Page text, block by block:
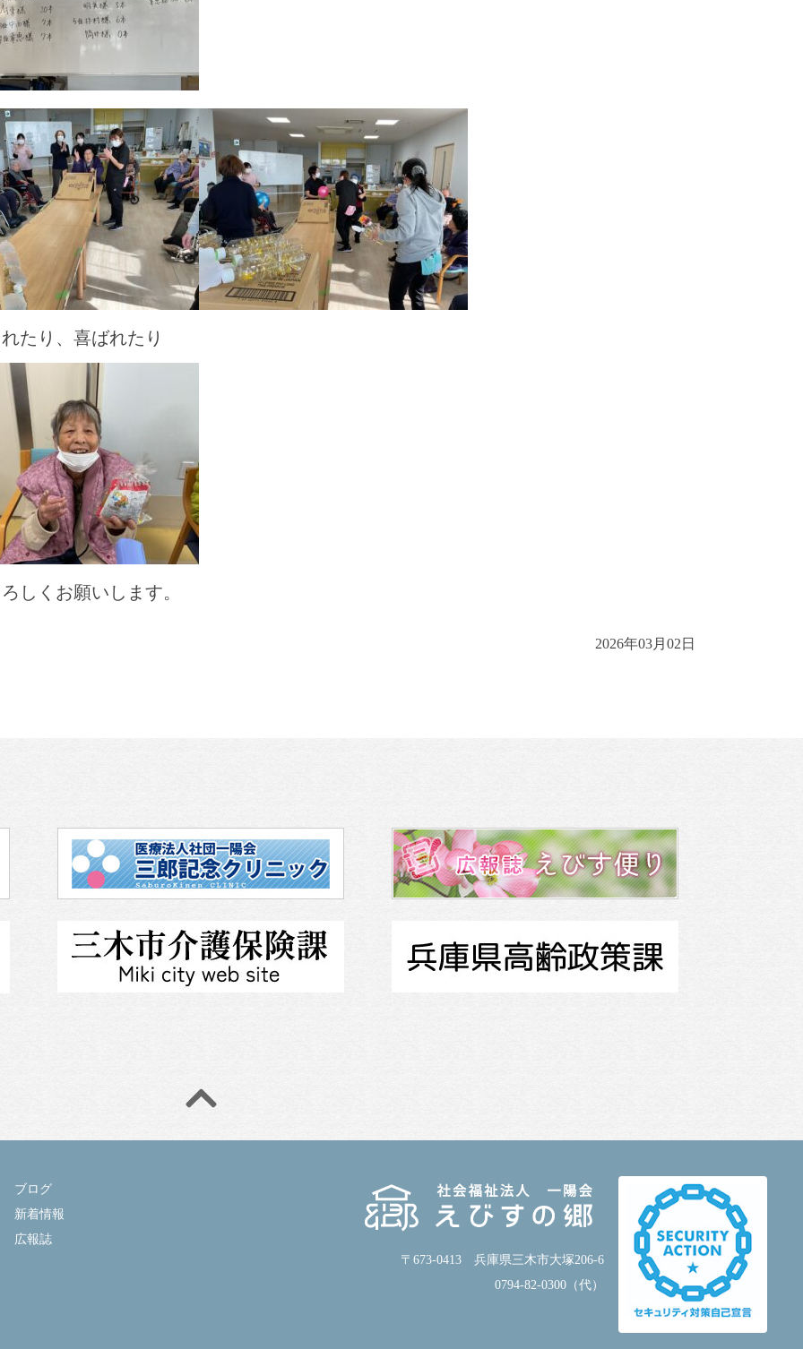
たり、喜ばれたり
しくお願いします。
2026年03月02日
ブログ
新着情報
広報誌
〒673-0413 兵庫県三木市大塚206-6
0794-82-0300（代）